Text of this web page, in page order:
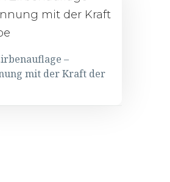
–
mit der Kraft der